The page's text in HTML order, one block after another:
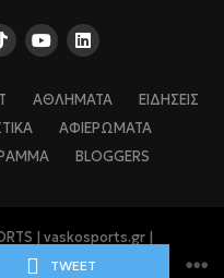
TWEET
ΑΘΛΗΜΑΤΑ
ΕΙΔΗΣΕΙΣ
ΑΦΙΕΡΩΜΑΤΑ
BLOGGERS
| vaskosports.gr |